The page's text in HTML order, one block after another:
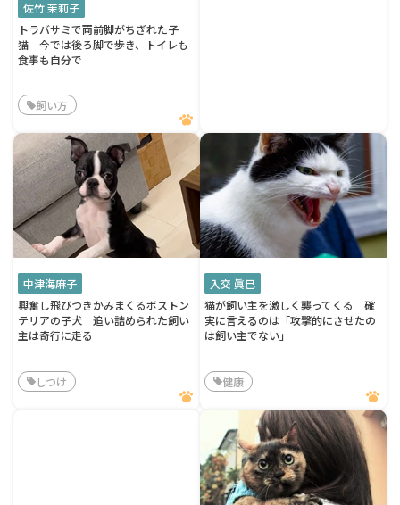
佐竹 茉莉子
トラバサミで両前脚がちぎれた子
猫 今では後ろ脚で歩き、トイレも
食事も自分で
飼い方
中津海麻子
興奮し飛びつきかみまくるボストン
テリアの子犬 追い詰められた飼い
主は奇行に走る
しつけ
入交 眞巳
猫が飼い主を激しく襲ってくる 確
実に言えるのは「攻撃的にさせたの
は飼い主でない」
健康